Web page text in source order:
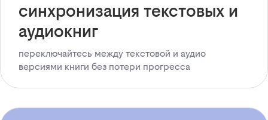
синхронизация текстовых и
аудиокниг
переключайтесь между текстовой и аудио
версиями книги без потери прогресса